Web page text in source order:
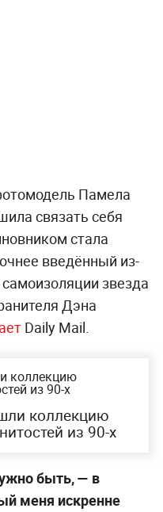
Памела
связать себя
стала
введённый из-
звезда
Дэна
Daily Mail.
коллекцию
из 90-х
быть, — в
меня искренне